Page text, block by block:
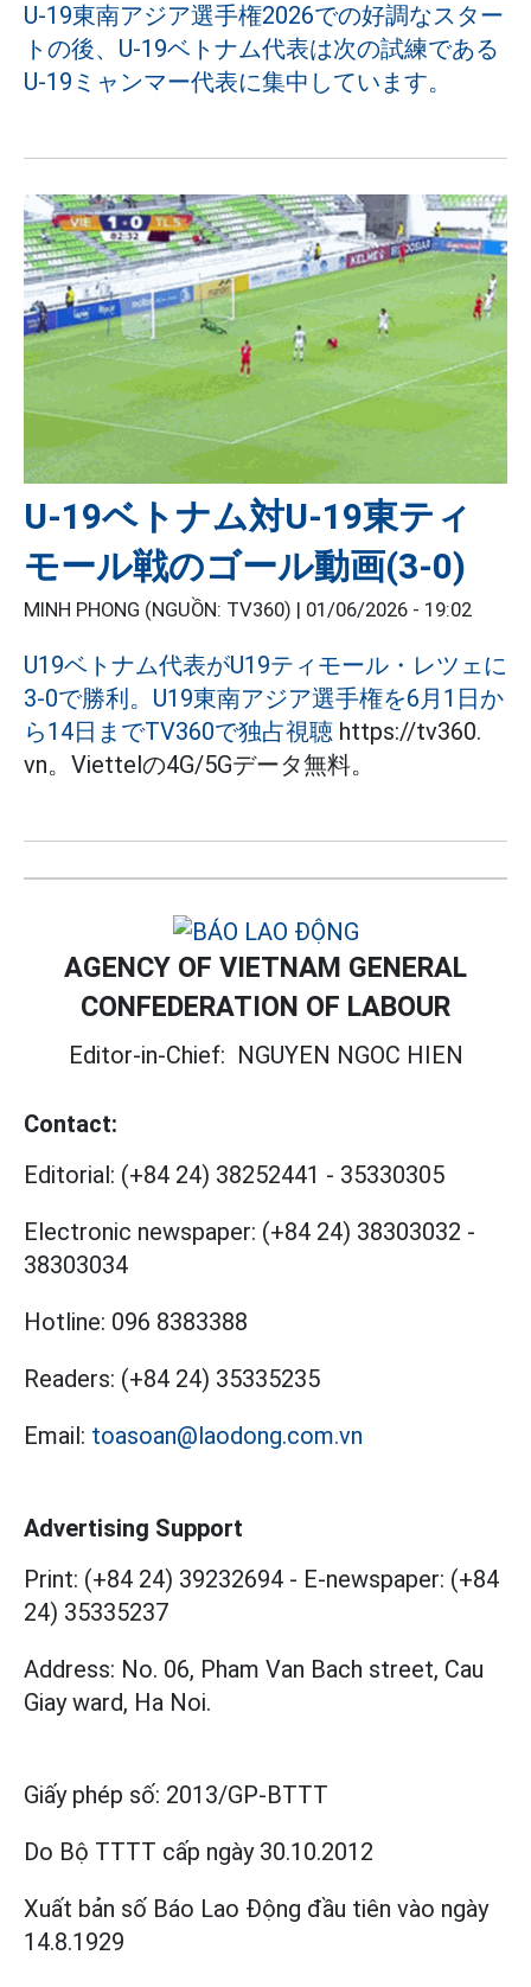
U-19東南アジア選手権2026での好調なスター
トの後、U-19ベトナム代表は次の試練である
U-19ミャンマー代表に集中しています。
U-19ベトナム対U-19東ティ
モール戦のゴール動画(3-0)
MINH PHONG (NGUỒN: TV360) | 01/06/2026 - 19:02
U19ベトナム代表がU19ティモール・レツェに
3-0で勝利。U19東南アジア選手権を6月1日か
ら14日までTV360で独占視聴 https://tv360.
vn。Viettelの4G/5Gデータ無料。
AGENCY OF VIETNAM GENERAL
CONFEDERATION OF LABOUR
Editor-in-Chief: NGUYEN NGOC HIEN
Contact:
Editorial: (+84 24) 38252441 - 35330305
Electronic newspaper: (+84 24) 38303032 -
38303034
Hotline: 096 8383388
Readers: (+84 24) 35335235
Email: toasoan@laodong.com.vn
Advertising Support
Print: (+84 24) 39232694 - E-newspaper: (+84
24) 35335237
Address: No. 06, Pham Van Bach street, Cau
Giay ward, Ha Noi.
Giấy phép số: 2013/GP-BTTT
Do Bộ TTTT cấp ngày 30.10.2012
Xuất bản số Báo Lao Động đầu tiên vào ngày
14.8.1929